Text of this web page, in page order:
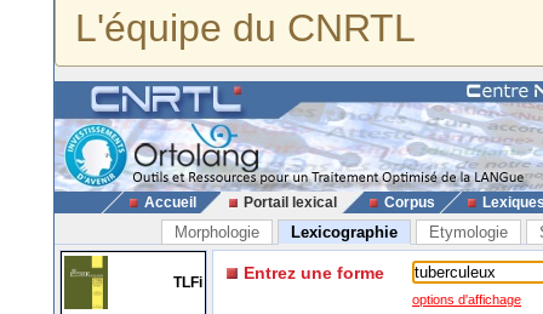
L'équipe du CNRTL
Accueil Portail lexical Corpus
Morphologie Lexicographie Etymologie
TLFi Entrez une forme
options d'affichage